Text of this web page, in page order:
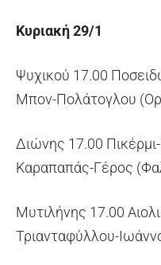
Κυριακή 29/1
Ψυχικού 17.00
Μπον-Πολάτογλου
Διώνης 17.00
Καραπαπάς-Γέρος
Μυτιλήνης 17.00
Τριανταφύλλου-